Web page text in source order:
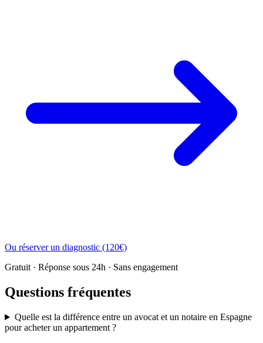
Ou réserver un diagnostic (120€)
Gratuit · Réponse sous 24h · Sans engagement
Questions fréquentes
Quelle est la différence entre un avocat et un notaire en Espagne
pour acheter un appartement ?